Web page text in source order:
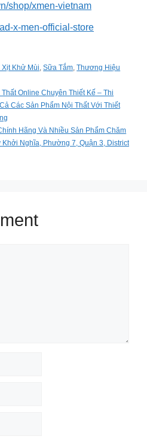
shop/xmen-vietnam
x-men-official-store
Xịt Khử Mùi,Sữa Tắm,Thương Hiệu
Online Chuyên Thiết Kế – Thi
Các Sản Phẩm Nội Thất Với Thiết
Hãng Và Nhiều Sản Phẩm Chăm
Nghĩa, Phường 7, Quận 3, District